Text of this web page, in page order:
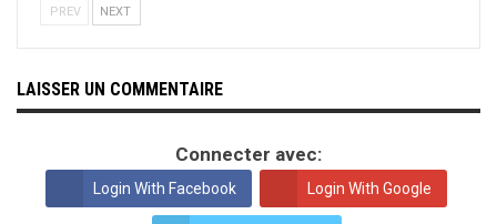
PREV NEXT
LAISSER UN COMMENTAIRE
Connecter avec:
Login With Facebook Login With Google